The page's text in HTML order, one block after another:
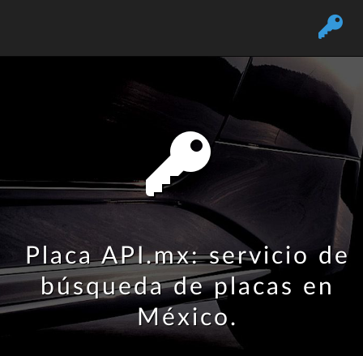
Placa API.mx: servicio de
búsqueda de placas en
México.